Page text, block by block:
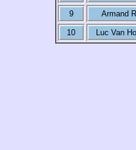
9 Armand
10 Luc Van